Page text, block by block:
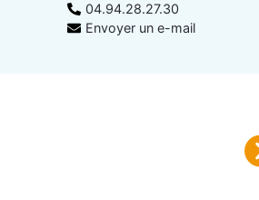
04.94.28.27.30
Envoyer un e-mail
Du